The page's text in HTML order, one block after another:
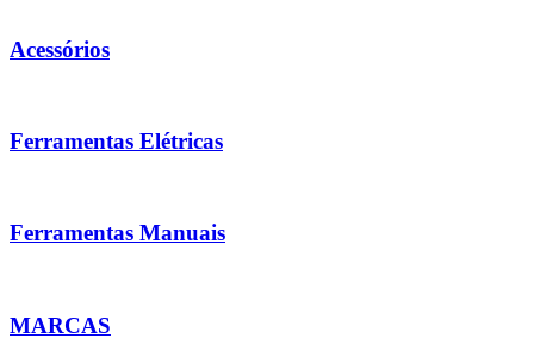
Acessórios
Ferramentas Elétricas
Ferramentas Manuais
MARCAS